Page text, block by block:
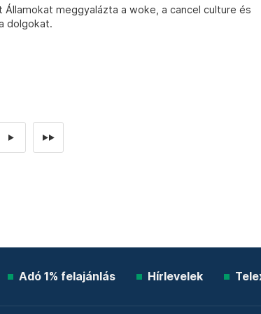
meggyalázta a woke, a cancel culture és
dolgokat.
► ►►
Adó 1% felajánlás Hírlevelek